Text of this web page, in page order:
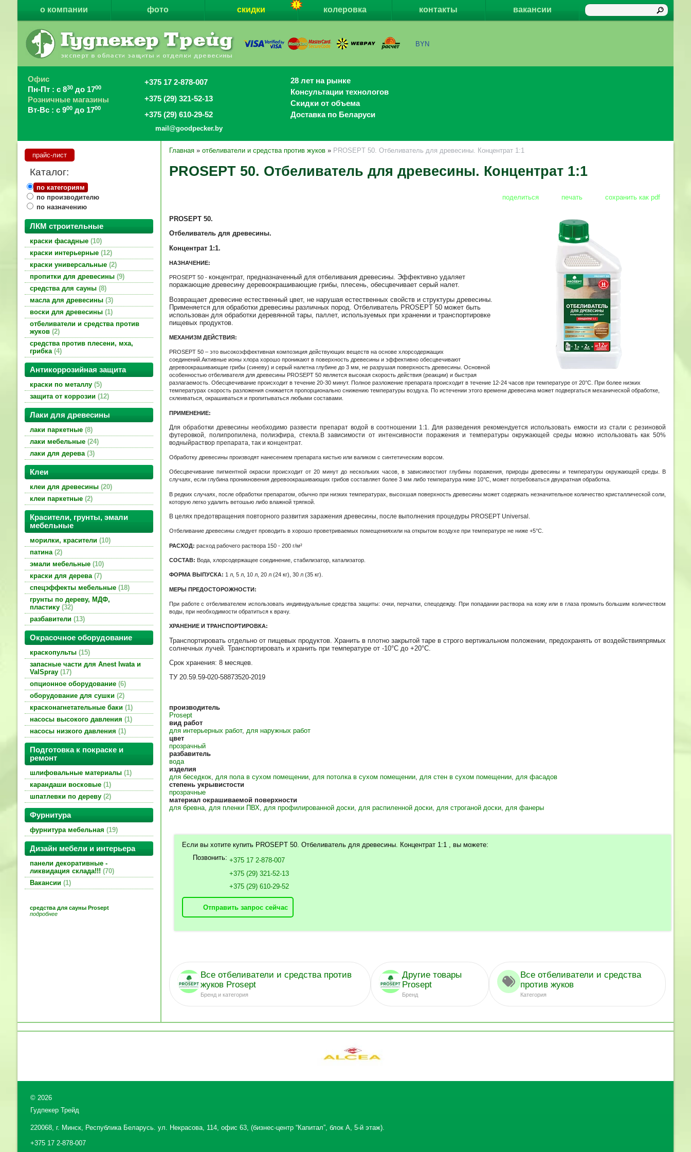
о компании фото скидки колеровка контакты вакансии
BYN
Офис
Пн-Пт : с 830до 1700
Розничные магазины
Вт-Вс : с 900до 1700
+375 17 2-878-007
+375 (29) 321-52-13
+375 (29) 610-29-52
mail@goodpecker.by
28 лет на рынке
Консультации технологов
Скидки от объема
Доставка по Беларуси
прайс-лист
Каталог:
по категориям
по производителю
по назначению
ЛКМ строительные
краски фасадные 10
краски интерьерные 12
краски универсальные 2
пропитки для древесины 9
средства для сауны 8
масла для древесины 3
воски для древесины 1
отбеливатели и средства против
жуков 2
средства против плесени, мха,
грибка 4
Антикоррозийная защита
краски по металлу 5
защита от коррозии 12
Лаки для древесины
лаки паркетные 8
лаки мебельные 24
лаки для дерева 3
Клеи
клеи для древесины 20
клеи паркетные 2
Красители, грунты, эмали
мебельные
морилки, красители 10
патина 2
эмали мебельные 10
краски для дерева 7
спецэффекты мебельные 18
грунты по дереву, МДФ,
пластику 32
разбавители 13
Окрасочное оборудование
краскопульты 15
запасные части для Anest Iwata и
ValSpray 17
опционное оборудование 6
оборудование для сушки 2
красконагнетательные баки 1
насосы высокого давления 1
насосы низкого давления 1
Подготовка к покраске и
ремонт
шлифовальные материалы 1
карандаши восковые 1
шпатлевки по дереву 2
Фурнитура
фурнитура мебельная 19
Дизайн мебели и интерьера
панели декоративные -
ликвидация склада!!! 70
Вакансии 1
средства для сауны Prosept
подробнее
Главная » отбеливатели и средства против жуков » PROSEPT 50. Отбеливатель для древесины. Концентрат 1:1
PROSEPT 50. Отбеливатель для древесины. Концентрат 1:1
поделиться печать сохранить как pdf
PROSEPT 50.
Отбеливатель для древесины.
Концентрат 1:1.
НАЗНАЧЕНИЕ:
PROSEPT 50 - концентрат, предназначенный для отбеливания древесины. Эффективно удаляет
поражающие древесину деревоокрашивающие грибы, плесень, обесцвечивает серый налет.
Возвращает древесине естественный цвет, не нарушая естественных свойств и структуры древесины.
Применяется для обработки древесины различных пород. Отбеливатель PROSEPT 50 может быть
использован для обработки деревянной тары, паллет, используемых при хранении и транспортировке
пищевых продуктов.
МЕХАНИЗМ ДЕЙСТВИЯ:
PROSEPT 50 – это высокоэффективная композиция действующих веществ на основе хлорсодержащих
соединений.Активные ионы хлора хорошо проникают в поверхность древесины и эффективно обесцвечивают
деревоокрашивающие грибы (синеву) и серый налетна глубине до 3 мм, не разрушая поверхность древесины. Основной
особенностью отбеливателя для древесины PROSEPT 50 является высокая скорость действия (реакции) и быстрая
разлагаемость. Обесцвечивание происходит в течение 20-30 минут. Полное разложение препарата происходит в течение 12-24 часов при температуре от 20°С. При более низких
температурах скорость разложения снижается пропорционально снижению температуры воздуха. По истечении этого времени древесина может подвергаться механической обработке,
склеиваться, окрашиваться и пропитываться любыми составами.
ПРИМЕНЕНИЕ:
Для обработки древесины необходимо развести препарат водой в соотношении 1:1. Для разведения рекомендуется использовать емкости из стали с резиновой
футеровкой, полипропилена, полиэфира, стекла.В зависимости от интенсивности поражения и температуры окружающей среды можно использовать как 50%
водныйраствор препарата, так и концентрат.
Обработку древесины производят нанесением препарата кистью или валиком с синтетическим ворсом.
Обесцвечивание пигментной окраски происходит от 20 минут до нескольких часов, в зависимостиот глубины поражения, природы древесины и температуры окружающей среды. В
случаях, если глубина проникновения деревоокрашивающих грибов составляет более 3 мм либо температура ниже 10°С, может потребоваться двукратная обработка.
В редких случаях, после обработки препаратом, обычно при низких температурах, высохшая поверхность древесины может содержать незначительное количество кристаллической соли,
которую легко удалить ветошью либо влажной тряпкой.
В целях предотвращения повторного развития заражения древесины, после выполнения процедуры PROSEPT Universal .
Отбеливание древесины следует проводить в хорошо проветриваемых помещенияхили на открытом воздухе при температуре не ниже +5°С.
РАСХОД: расход рабочего раствора 150 - 200 г/м²
СОСТАВ: Вода, хлорсодержащее соединение, стабилизатор, катализатор.
ФОРМА ВЫПУСКА: 1 л, 5 л, 10 л, 20 л (24 кг), 30 л (35 кг).
МЕРЫ ПРЕДОСТОРОЖНОСТИ:
При работе с отбеливателем использовать индивидуальные средства защиты: очки, перчатки, спецодежду. При попадании раствора на кожу или в глаза промыть большим количеством
воды, при необходимости обратиться к врачу.
ХРАНЕНИЕ И ТРАНСПОРТИРОВКА:
Транспортировать отдельно от пищевых продуктов. Хранить в плотно закрытой таре в строго вертикальном положении, предохранять от воздействияпрямых
солнечных лучей. Транспортировать и хранить при температуре от -10°С до +20°С.
Срок хранения: 8 месяцев.
ТУ 20.59.59-020-58873520-2019
производитель
Prosept
вид работ
для интерьерных работ, для наружных работ
цвет
прозрачный
разбавитель
вода
изделия
для беседкок для пола в сухом помещении для потолка в сухом помещении для стен в сухом помещении для фасадов
степень укрывистости
прозрачные
материал окрашиваемой поверхности
для бревна для пленки ПВХ для профилированной доски для распиленной доски для строганой доски для фанеры
Если вы хотите купить PROSEPT 50. Отбеливатель для древесины. Концентрат 1:1 , вы можете:
Позвонить: +375 17 2-878-007
+375 (29) 321-52-13
+375 (29) 610-29-52
Отправить запрос сейчас
Все отбеливатели и средства против
жуков Prosept
Бренд и категория
Другие товары
Prosept
Бренд
Все отбеливатели и средства
против жуков
Категория
© 2026
Гудпекер Трейд
220068, г. Минск, Республика Беларусь. ул. Некрасова, 114, офис 63, (бизнес-центр “Капитал”, блок А, 5-й этаж).
+375 17 2-878-007